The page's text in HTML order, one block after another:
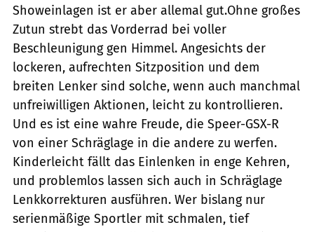
Showeinlagen ist er aber allemal gut.Ohne großes
Zutun strebt das Vorderrad bei voller
Beschleunigung gen Himmel. Angesichts der
lockeren, aufrechten Sitzposition und dem
breiten Lenker sind solche, wenn auch manchmal
unfreiwilligen Aktionen, leicht zu kontrollieren.
Und es ist eine wahre Freude, die Speer-GSX-R
von einer Schräglage in die andere zu werfen.
Kinderleicht fällt das Einlenken in enge Kehren,
und problemlos lassen sich auch in Schräglage
Lenkkorrekturen ausführen. Wer bislang nur
serienmäßige Sportler mit schmalen, tief